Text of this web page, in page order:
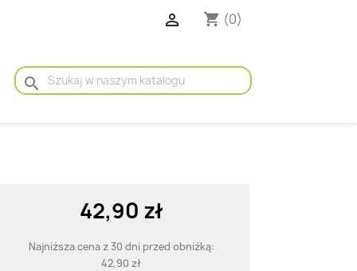
 shopping_cart (0)
search
42,90 zł
Najniższa cena z 30 dni przed obniżką:
42,90 zł